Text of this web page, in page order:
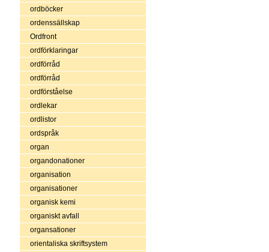
ordböcker
ordenssällskap
Ordfront
ordförklaringar
ordförråd
ordförråd
ordförståelse
ordlekar
ordlistor
ordspråk
organ
organdonationer
organisation
organisationer
organisk kemi
organiskt avfall
organsationer
orientaliska skriftsystem